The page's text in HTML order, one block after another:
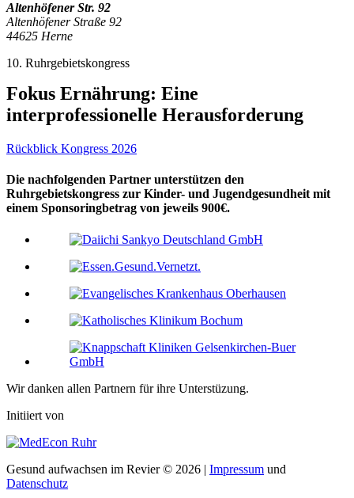
Altenhöfener Str. 92
Altenhöfener Straße 92
44625 Herne
10. Ruhrgebietskongress
Fokus Ernährung: Eine
interprofessionelle Herausforderung
Rückblick Kongress 2026
Die nachfolgenden Partner unterstützen den
Ruhrgebietskongress zur Kinder- und Jugendgesundheit mit
einem Sponsoringbetrag von jeweils 900€.
Wir danken allen Partnern für ihre Unterstüzung.
Initiiert von
Gesund aufwachsen im Revier © 2026 | Impressum und
Datenschutz